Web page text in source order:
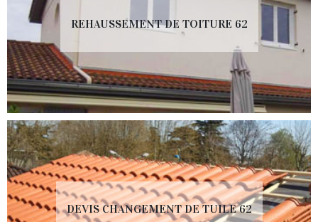
REHAUSSEMENT DE TOITURE 62
DEVIS CHANGEMENT DE TUILE 62